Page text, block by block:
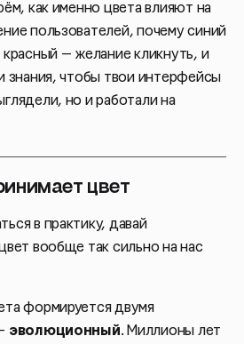
как именно цвета влияют на
пользователей, почему синий
— желание кликнуть, и
знания, чтобы твои интерфейсы
но и работали на
цвет
в практику, давай
вообще так сильно на нас
формируется двумя
эволюционный. Миллионы лет